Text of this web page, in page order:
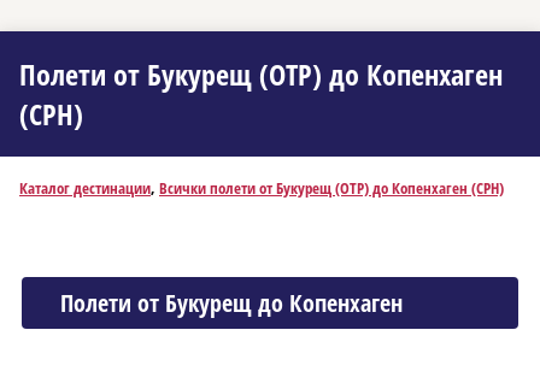
Полети от Букурещ (OTP) до Копенхаген
(CPH)
Каталог дестинации, Всички полети от Букурещ (OTP) до Копенхаген (CPH)
Полети от Букурещ до Копенхаген